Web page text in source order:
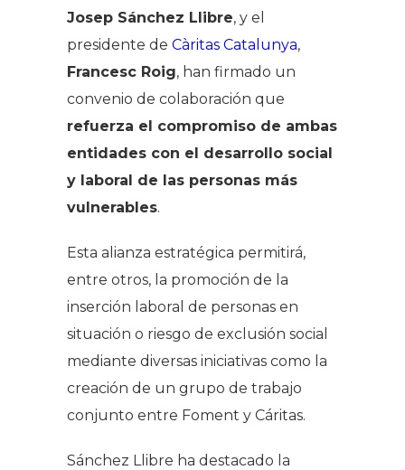
Josep Sánchez Llibre, y el
presidente de Càritas Catalunya,
Francesc Roig, han firmado un
convenio de colaboración que
refuerza el compromiso de ambas
entidades con el desarrollo social
y laboral de las personas más
vulnerables.
Esta alianza estratégica permitirá,
entre otros, la promoción de la
inserción laboral de personas en
situación o riesgo de exclusión social
mediante diversas iniciativas como la
creación de un grupo de trabajo
conjunto entre Foment y Cáritas.
Sánchez Llibre ha destacado la